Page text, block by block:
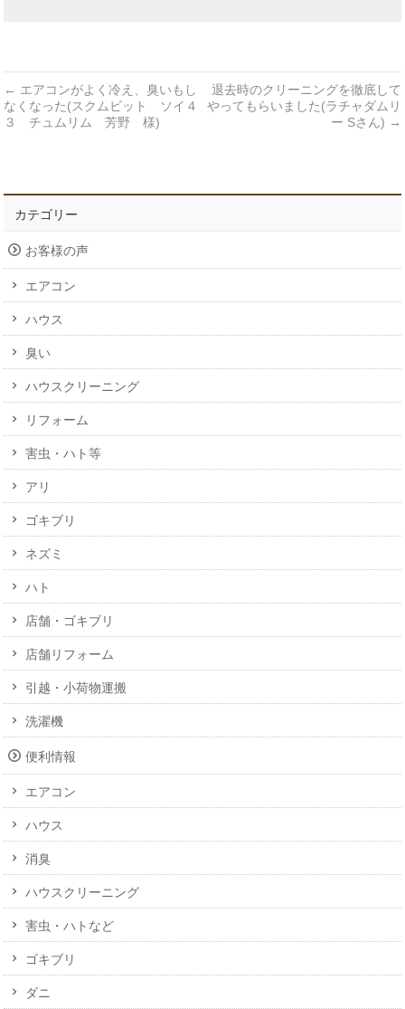
← エアコンがよく冷え、臭いもし
なくなった(スクムビット ソイ４
３ チュムリム 芳野 様)
退去時のクリーニングを徹底して
やってもらいました(ラチャダムリ
ー Sさん) →
カテゴリー
お客様の声
エアコン
ハウス
臭い
ハウスクリーニング
リフォーム
害虫・ハト等
アリ
ゴキブリ
ネズミ
ハト
店舗・ゴキブリ
店舗リフォーム
引越・小荷物運搬
洗濯機
便利情報
エアコン
ハウス
消臭
ハウスクリーニング
害虫・ハトなど
ゴキブリ
ダニ